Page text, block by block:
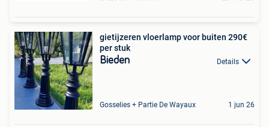
gietijzeren vloerlamp voor buiten 290€
per stuk
Bieden Details
Gosselies + Partie De Wayaux 1 jun 26